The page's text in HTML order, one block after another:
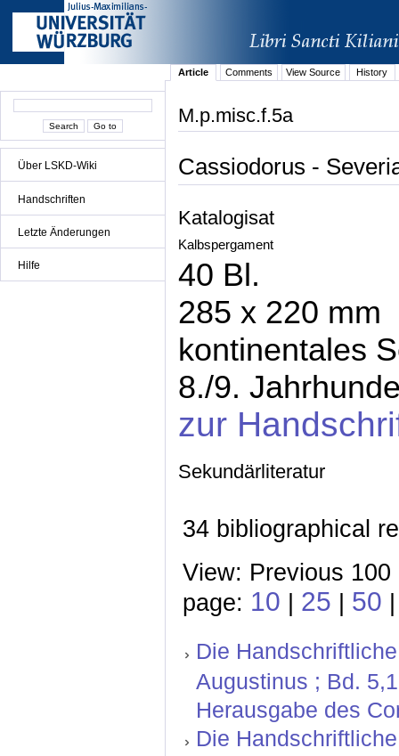
Über LSKD-Wiki
Handschriften
Letzte Änderungen
Hilfe
Article Comments View Source History
M.p.misc.f.5a
Cassiodorus -
Katalogisat
Kalbspergament
40 Bl.
285 x 220 mm
kontinentales
8./9.
zur
Sekundärliteratur
34 bibliographical
View: Previous
page: 10 | 25 | 50
Die
Augustinus ; Bd.
Herausgabe des
Die